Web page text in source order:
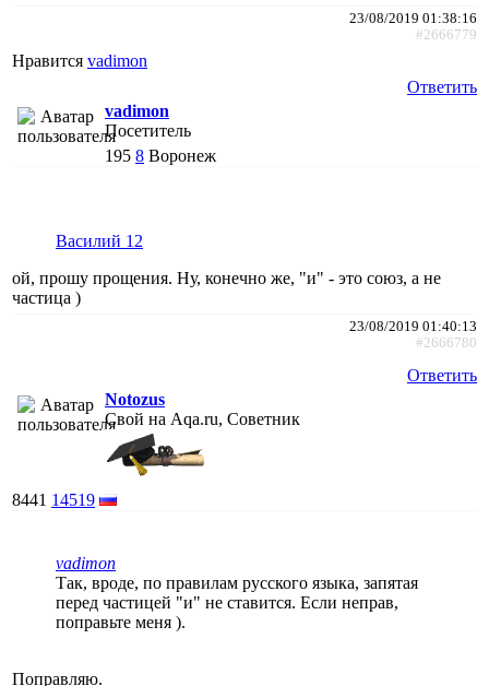
23/08/2019 01:38:16
#2666779
Нравится vadimon
Ответить
vadimon
Посетитель
195 8 Воронеж
Василий 12
ой, прошу прощения. Ну, конечно же, "и" - это союз, а не
частица )
23/08/2019 01:40:13
#2666780
Ответить
Notozus
Свой на Aqa.ru, Советник
8441 14519
vadimon
Так, вроде, по правилам русского языка, запятая
перед частицей "и" не ставится. Если неправ,
поправьте меня ).
Поправляю.